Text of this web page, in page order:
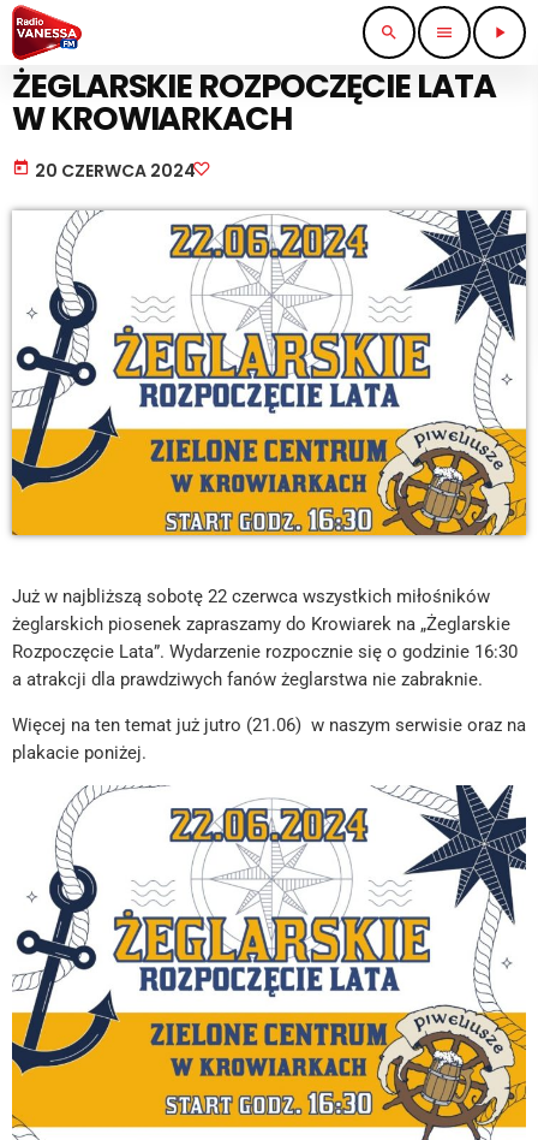
search menu play_arrow
IMPREZY I KONCERTY
ŻEGLARSKIE ROZPOCZĘCIE LATA
W KROWIARKACH
today 20 CZERWCA 2024
Już w najbliższą sobotę 22 czerwca wszystkich miłośników
żeglarskich piosenek zapraszamy do Krowiarek na „Żeglarskie
Rozpoczęcie Lata”. Wydarzenie rozpocznie się o godzinie 16:30
a atrakcji dla prawdziwych fanów żeglarstwa nie zabraknie.
Więcej na ten temat już jutro (21.06) w naszym serwisie oraz na
plakacie poniżej.